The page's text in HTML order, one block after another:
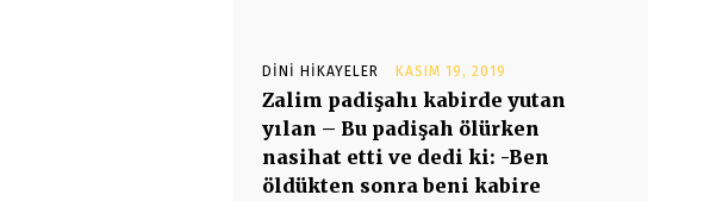
DINI HIKAYELER KASIM 19, 2019
Zalim padişahı kabirde yutan
yılan – Bu padişah ölürken
nasihat etti ve dedi ki: -Ben
öldükten sonra beni kabire